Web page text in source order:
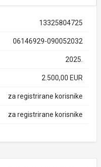
13325804725
06146929-090052032
2025.
2.500,00 EUR
za registrirane korisnike
za registrirane korisnike